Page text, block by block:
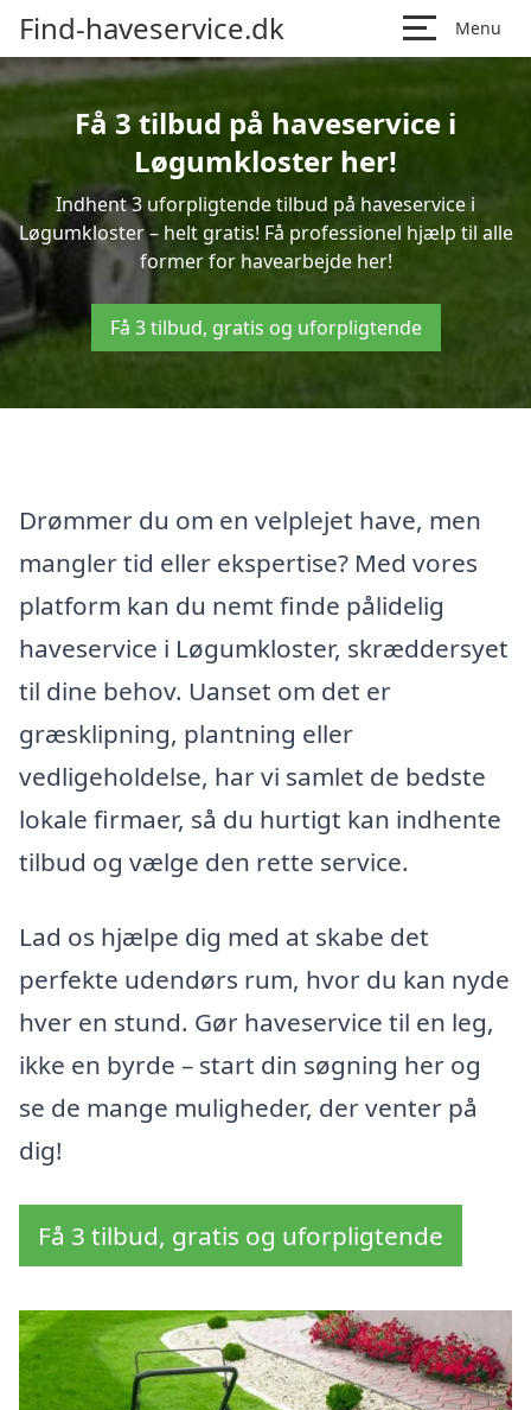
Find-haveservice.dk Menu
Få 3 tilbud på haveservice i
Løgumkloster her!
Indhent 3 uforpligtende tilbud på haveservice i
Løgumkloster – helt gratis! Få professionel hjælp til alle
former for havearbejde her!
Få 3 tilbud, gratis og uforpligtende
Drømmer du om en velplejet have, men
mangler tid eller ekspertise? Med vores
platform kan du nemt finde pålidelig
haveservice i Løgumkloster, skræddersyet
til dine behov. Uanset om det er
græsklipning, plantning eller
vedligeholdelse, har vi samlet de bedste
lokale firmaer, så du hurtigt kan indhente
tilbud og vælge den rette service.
Lad os hjælpe dig med at skabe det
perfekte udendørs rum, hvor du kan nyde
hver en stund. Gør haveservice til en leg,
ikke en byrde – start din søgning her og
se de mange muligheder, der venter på
dig!
Få 3 tilbud, gratis og uforpligtende